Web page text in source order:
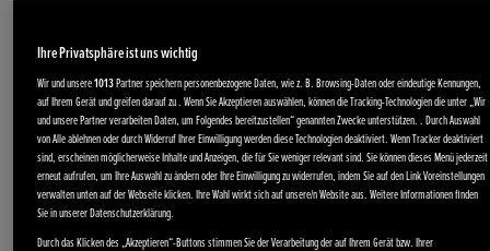
Akku-Produkte
Ihre Privatsphäre ist uns wichtig
Wir und unsere1013Partner speichern personenbezogene Daten, wie z. B. Browsing-Daten oder eindeutige Kennungen,
auf Ihrem Gerät und greifen darauf zu . Wenn Sie Akzeptieren auswählen, können die Tracking-Technologien die unter „Wir
und unsere Partner verarbeiten Daten, um Folgendes bereitzustellen“ genannten Zwecke unterstützen. . Durch Auswahl
von Alle ablehnen oder durch Widerruf Ihrer Einwilligung werden diese Technologien deaktiviert. Wenn Tracker deaktiviert
sind, erscheinen möglicherweise Inhalte und Anzeigen, die für Sie weniger relevant sind. Sie können dieses Menü jederzeit
erneut aufrufen, um Ihre Auswahl zu ändern oder Ihre Einwilligung zu widerrufen, indem Sie auf den Link Voreinstellungen
verwalten unten auf der Webseite klicken. Ihre Wahl wirkt sich auf unsere/n Website aus. Weitere Informationen finden
Sie in unserer Datenschutzerklärung.
Durch das Klicken des „Akzeptieren“-Buttons stimmen Sie der Verarbeitung der auf Ihrem Gerät bzw. Ihrer